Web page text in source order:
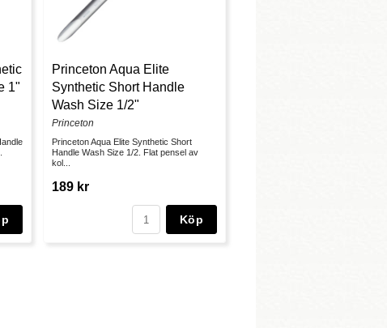
1"
Princeton Aqua Elite
Synthetic Short Handle
Wash Size 1/2"
Princeton
Princeton Aqua Elite Synthetic Short
Handle Wash Size 1/2. Flat pensel av
kol...
189 kr
Köp